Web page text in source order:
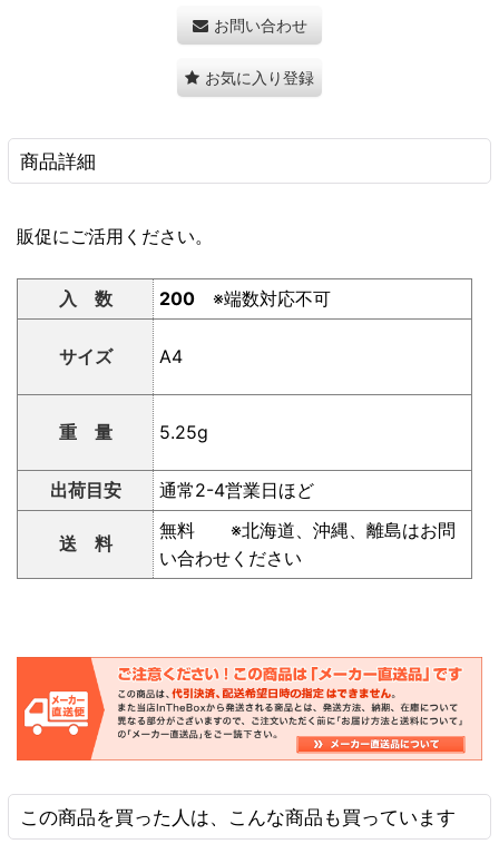
お問い合わせ
お気に入り登録
商品詳細
販促にご活用ください。
入 数 200 ※端数対応不可
サイズ A4
重 量 5.25g
出荷目安 通常2-4営業日ほど
送 料
無料 ※北海道、沖縄、離島はお問
い合わせください
この商品を買った人は、こんな商品も買っています